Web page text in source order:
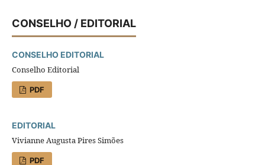
CONSELHO / EDITORIAL
CONSELHO EDITORIAL
Conselho Editorial
PDF
EDITORIAL
Vivianne Augusta Pires Simões
PDF